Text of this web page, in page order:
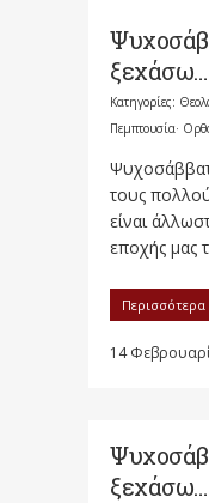
ξεχάσω…
Κατηγορίες:
Πεμπτουσία·
τους
είναι
εποχής μας
Περισσότερα
14
ξεχάσω…